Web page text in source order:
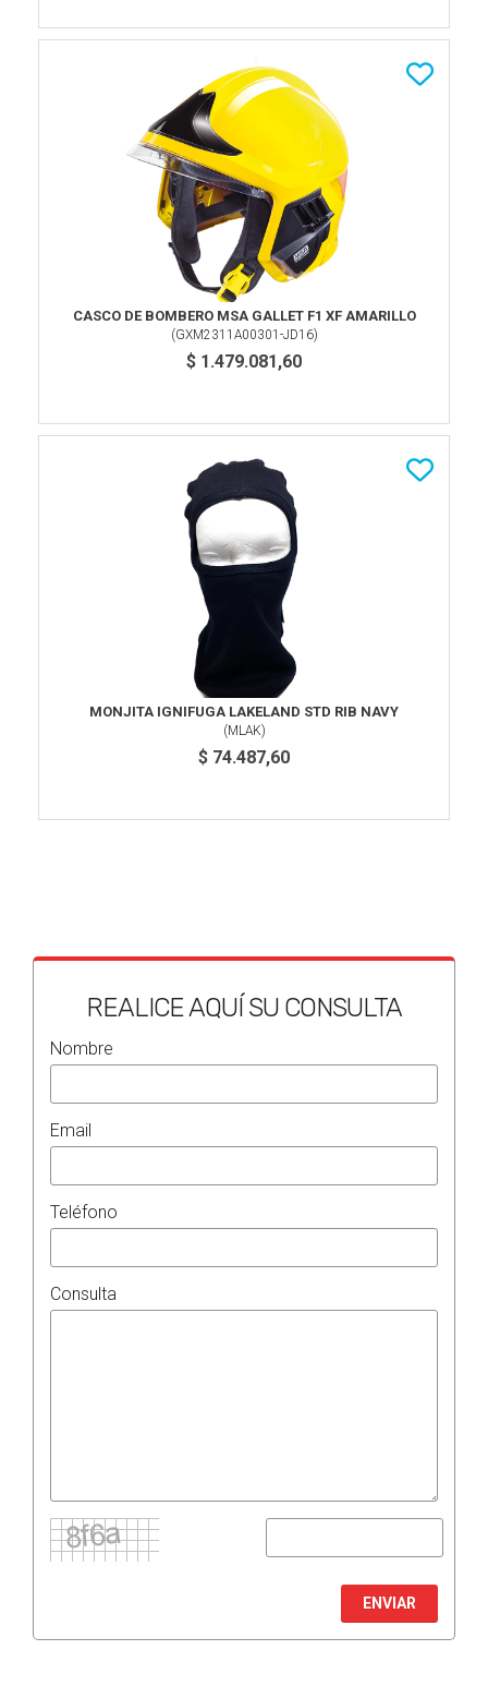
CASCO DE BOMBERO MSA GALLET F1 XF AMARILLO
(GXM2311A00301-JD16)
$ 1.479.081,60
MONJITA IGNIFUGA LAKELAND STD RIB NAVY
(MLAK)
$ 74.487,60
REALICE AQUÍ SU CONSULTA
Nombre
Email
Teléfono
Consulta
ENVIAR